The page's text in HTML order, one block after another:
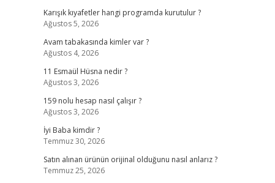
Karışık kıyafetler hangi programda kurutulur ?
Ağustos 5, 2026
Avam tabakasında kimler var ?
Ağustos 4, 2026
11 Esmaül Hüsna nedir ?
Ağustos 3, 2026
159 nolu hesap nasıl çalışır ?
Ağustos 3, 2026
İyi Baba kimdir ?
Temmuz 30, 2026
Satın alınan ürünün orijinal olduğunu nasıl anlarız ?
Temmuz 25, 2026